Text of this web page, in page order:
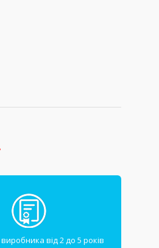
виробника від 2 до 5 років